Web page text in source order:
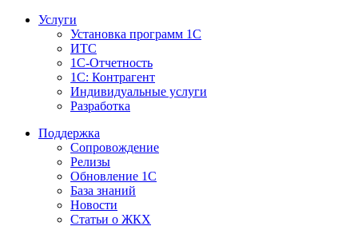
Услуги
Установка программ 1С
ИТС
1С-Отчетность
1С: Контрагент
Индивидуальные услуги
Разработка
Поддержка
Сопровождение
Релизы
Обновление 1С
База знаний
Новости
Статьи о ЖКХ